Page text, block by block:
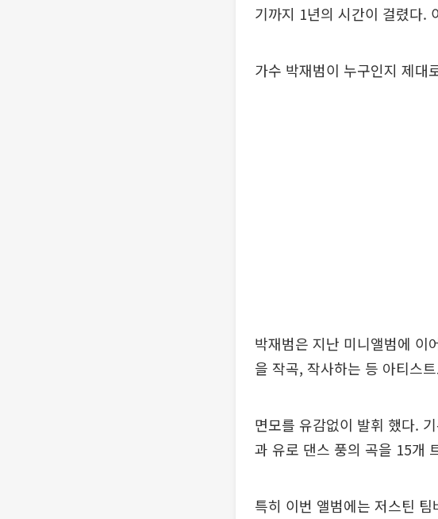
기까지 1년의 시간이 걸렸다.
가수 박재범이 누구인지 제대
박재범은 지난 미니앨범에 이
을 작곡, 작사하는 등 아티스
면모를 유감없이 발휘 했다.
과 유로 댄스 풍의 곡을 15개
특히 이번 앨범에는 저스틴